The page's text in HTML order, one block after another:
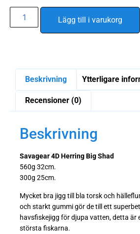
Lägg till i varukorg
Beskrivning Ytterligare
Recensioner (0)
Beskrivning
Savagear 4D Herring Big Shad
560g 32cm.
300g 25cm.
Mycket bra jigg till bla torsk och
och starkt gummi gör de till ett
havsfiskejigg för djupa vatten, detta är
största fiskarna.